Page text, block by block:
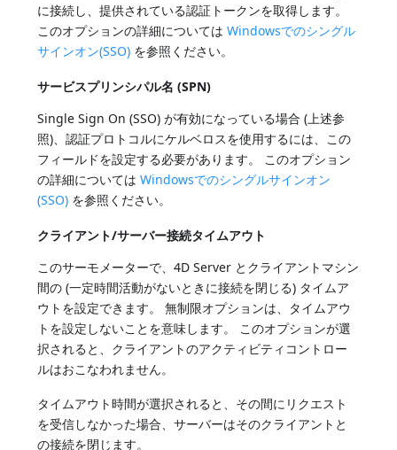
に接続し、提供されている認証トークンを取得します。
このオプションの詳細についてはWindowsでのシングル
サインオン(SSO) を参照ください。
サービスプリンシパル名 (SPN)
Single Sign On (SSO) が有効になっている場合 (上述参
照)、認証プロトコルにケルベロスを使用するには、この
フィールドを設定する必要があります。 このオプション
の詳細についてはWindowsでのシングルサインオン
(SSO) を参照ください。
クライアント/サーバー接続タイムアウト
このサーモメーターで、4D Server とクライアントマシン
間の (一定時間活動がないときに接続を閉じる) タイムア
ウトを設定できます。 無制限オプションは、タイムアウ
トを設定しないことを意味します。 このオプションが選
択されると、クライアントのアクティビティコントロー
ルはおこなわれません。
タイムアウト時間が選択されると、その間にリクエスト
を受信しなかった場合、サーバーはそのクライアントと
の接続を閉じます。